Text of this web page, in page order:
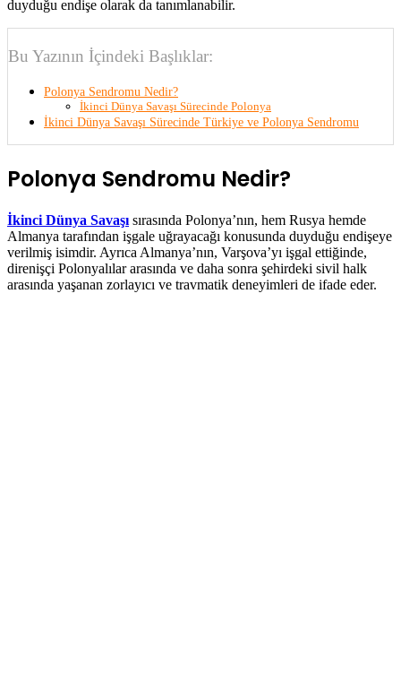
duyduğu endişe olarak da tanımlanabilir.
Bu Yazının İçindeki Başlıklar:
Polonya Sendromu Nedir?
İkinci Dünya Savaşı Sürecinde Polonya
İkinci Dünya Savaşı Sürecinde Türkiye ve Polonya Sendromu
Polonya Sendromu Nedir?
İkinci Dünya Savaşı sırasında Polonya’nın, hem Rusya hemde
Almanya tarafından işgale uğrayacağı konusunda duyduğu endişeye
verilmiş isimdir. Ayrıca Almanya’nın, Varşova’yı işgal ettiğinde,
direnişçi Polonyalılar arasında ve daha sonra şehirdeki sivil halk
arasında yaşanan zorlayıcı ve travmatik deneyimleri de ifade eder.